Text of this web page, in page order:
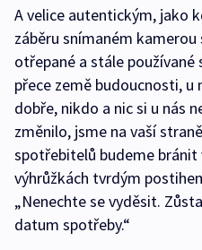
A velice autentickým, jako
záběru snímaném
otřepané a stále používané
přece země budoucnosti, u
dobře, nikdo a nic si u nás
změnilo, jsme na vaší
spotřebitelů budeme bránit
výhrůžkách tvrdým
„Nenechte se vyděsit.
datum spotřeby.“